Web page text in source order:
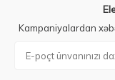
Kampaniyalardan